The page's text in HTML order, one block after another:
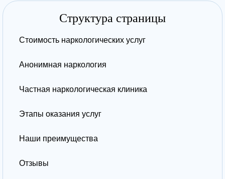
Структура страницы
Стоимость наркологических услуг
Анонимная наркология
Частная наркологическая клиника
Этапы оказания услуг
Наши преимущества
Отзывы